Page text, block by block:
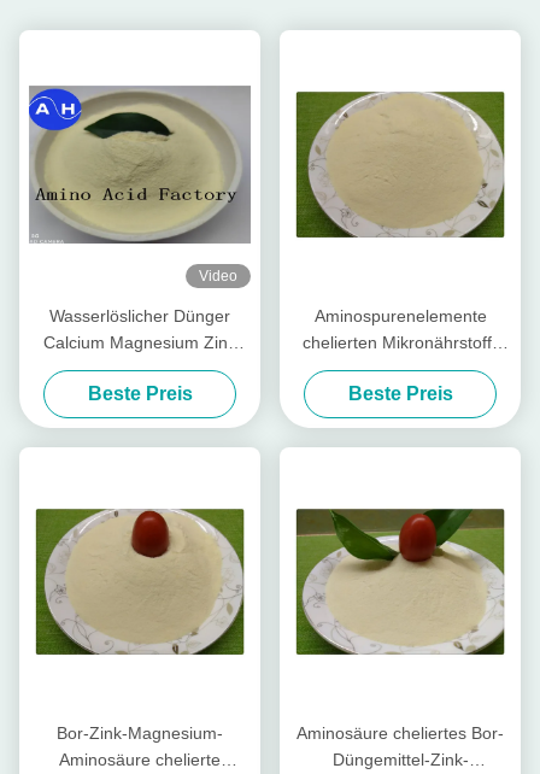
Video
Wasserlöslicher Dünger
Calcium Magnesium Zink
Bor Molybdän für bunte
Paprika
Beste Preis
Aminospurenelemente
chelierten Mikronährstoff-
Düngemittel, organisches
Blatt- Düngemittel
Beste Preis
Bor-Zink-Magnesium-
Aminosäure chelierte
Aminosäure cheliertes Bor-
Düngemittel-Zink-